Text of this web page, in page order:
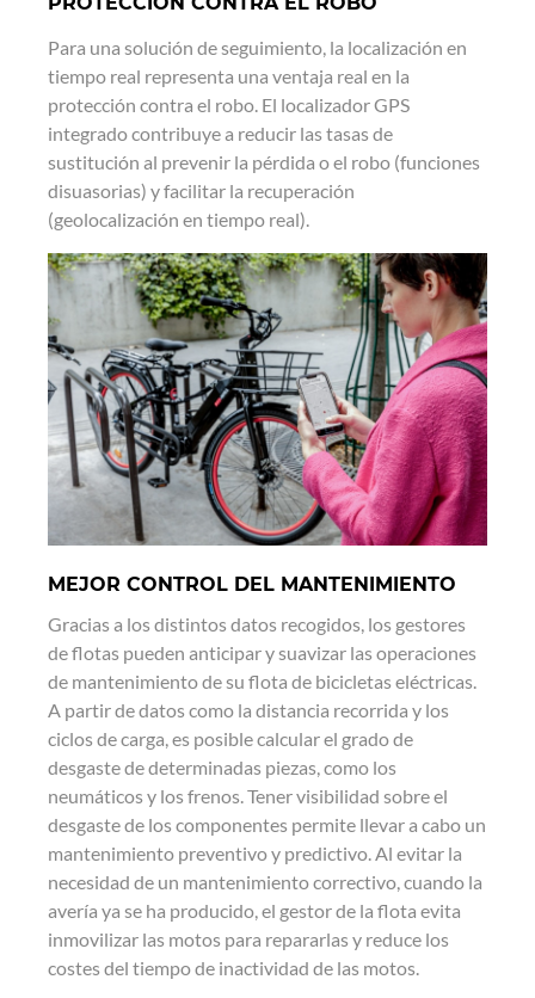
Para una solución de seguimiento, la localización en
tiempo real representa una ventaja real en la
protección contra el robo. El localizador GPS
integrado contribuye a reducir las tasas de
sustitución al prevenir la pérdida o el robo (funciones
disuasorias) y facilitar la recuperación
(geolocalización en tiempo real).
MEJOR CONTROL DEL MANTENIMIENTO
Gracias a los distintos datos recogidos, los gestores
de flotas pueden anticipar y suavizar las operaciones
de mantenimiento de su flota de bicicletas eléctricas.
A partir de datos como la distancia recorrida y los
ciclos de carga, es posible calcular el grado de
desgaste de determinadas piezas, como los
neumáticos y los frenos. Tener visibilidad sobre el
desgaste de los componentes permite llevar a cabo un
mantenimiento preventivo y predictivo. Al evitar la
necesidad de un mantenimiento correctivo, cuando la
avería ya se ha producido, el gestor de la flota evita
inmovilizar las motos para repararlas y reduce los
costes del tiempo de inactividad de las motos.